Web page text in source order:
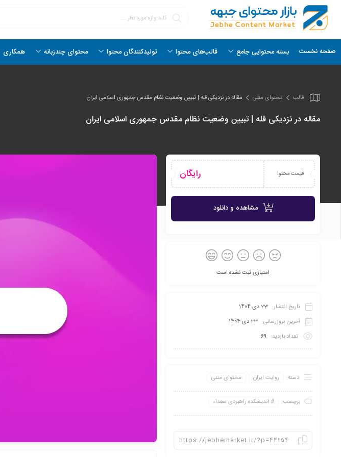
صفحه نخست بسته محتوایی جامع قالب‌های محتوا تولیدکنندگان محتوا محتوای چندزبانه همکاری
قالب محتوای متنی مقاله در نزدیکی قله | تبیین وضعیت نظام مقدس جمهوری اسلامی ایران
مقاله در نزدیکی قله | تبیین وضعیت نظام مقدس جمهوری اسلامی ایران
قیمت محتوا رایگان
مشاهده و دانلود
امتیازی ثبت نشده است
تاریخ انتشار: 23 دی 1404
آخرین بروزرسانی: 23 دی 1404
تعداد بازدید: 69
دسته: روایت ایران محتوای متنی
برچسب: اندیشکده راهبردی سعداء